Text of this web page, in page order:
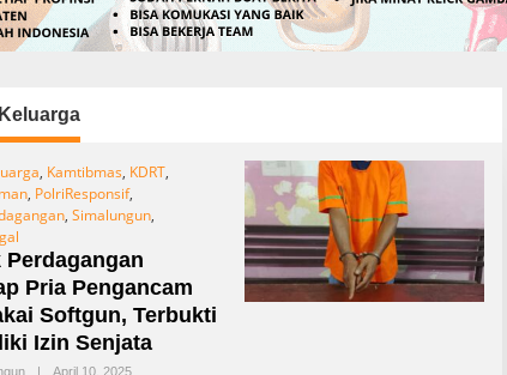
, Kamtibmas, KDRT,
, PolriResponsif,
, Simalungun,
Perdagangan
Pria Pengancam
Softgun, Terbukti
Izin Senjata
| April 10, 2025O